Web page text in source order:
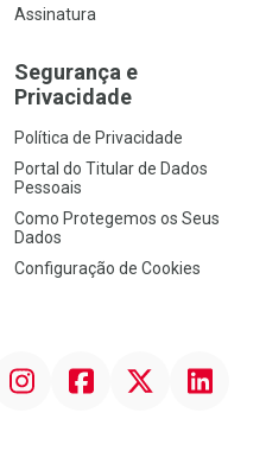
Assinatura
Segurança e
Privacidade
Política de Privacidade
Portal do Titular de Dados
Pessoais
Como Protegemos os Seus
Dados
Configuração de Cookies
InstagramFacebookTwitter Linkedin